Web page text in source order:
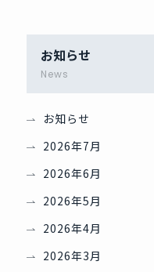
お知らせ
News
お知らせ
2026年7月
2026年6月
2026年5月
2026年4月
2026年3月